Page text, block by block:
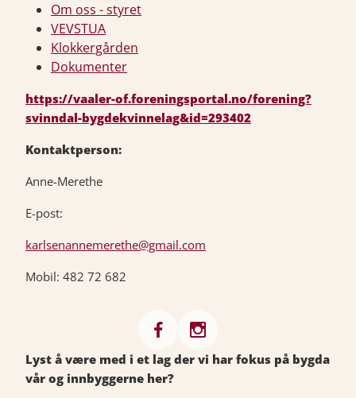
Om oss - styret
VEVSTUA
Klokkergården
Dokumenter
https://vaaler-of.foreningsportal.no/forening?
svinndal-bygdekvinnelag&id=293402
Kontaktperson:
Anne-Merethe
E-post:
karlsenannemerethe@gmail.com
Mobil: 482 72 682
Lyst å være med i et lag der vi har fokus på bygda
vår og innbyggerne her?